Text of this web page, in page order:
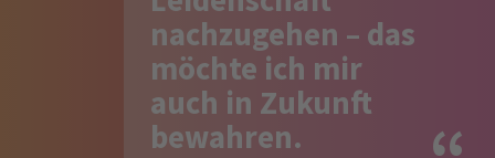
nachzugehen – das
möchte ich mir
auch in Zukunft
bewahren.